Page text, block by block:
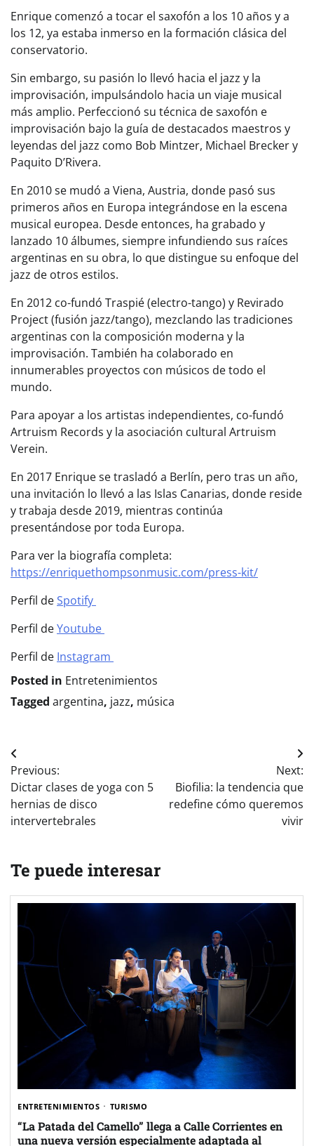
Enrique comenzó a tocar el saxofón a los 10 años y a
los 12, ya estaba inmerso en la formación clásica del
conservatorio.
Sin embargo, su pasión lo llevó hacia el jazz y la
improvisación, impulsándolo hacia un viaje musical
más amplio. Perfeccionó su técnica de saxofón e
improvisación bajo la guía de destacados maestros y
leyendas del jazz como Bob Mintzer, Michael Brecker y
Paquito D’Rivera.
En 2010 se mudó a Viena, Austria, donde pasó sus
primeros años en Europa integrándose en la escena
musical europea. Desde entonces, ha grabado y
lanzado 10 álbumes, siempre infundiendo sus raíces
argentinas en su obra, lo que distingue su enfoque del
jazz de otros estilos.
En 2012 co-fundó Traspié (electro-tango) y Revirado
Project (fusión jazz/tango), mezclando las tradiciones
argentinas con la composición moderna y la
improvisación. También ha colaborado en
innumerables proyectos con músicos de todo el
mundo.
Para apoyar a los artistas independientes, co-fundó
Artruism Records y la asociación cultural Artruism
Verein.
En 2017 Enrique se trasladó a Berlín, pero tras un año,
una invitación lo llevó a las Islas Canarias, donde reside
y trabaja desde 2019, mientras continúa
presentándose por toda Europa.
Para ver la biografía completa:
https://enriquethompsonmusic.com/press-kit/
Perfil deSpotify
Perfil deYoutube
Perfil de Instagram
Posted in Entretenimientos
Tagged argentina, jazz, música
Navegación
de
entradas
Previous:
Dictar clases de yoga con 5
hernias de disco
intervertebrales
Next:
Biofilia: la tendencia que
redefine cómo queremos
vivir
Te puede interesar
ENTRETENIMIENTOS TURISMO
“La Patada del Camello” llega a Calle Corrientes en
una nueva versión especialmente adaptada al